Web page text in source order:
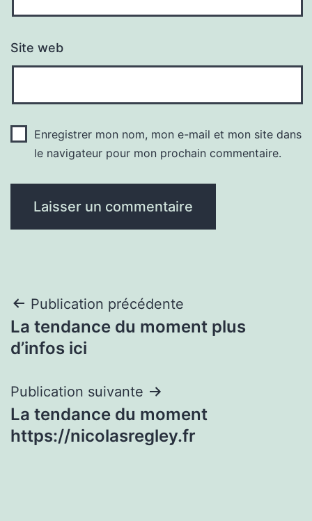
Site web
Enregistrer mon nom, mon e-mail et mon site dans
le navigateur pour mon prochain commentaire.
Navigation
de
Publication précédente
La tendance du moment plus
d’infos ici
Publication suivante
La tendance du moment
https://nicolasregley.fr